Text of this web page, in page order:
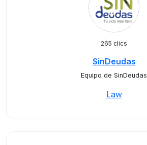
265 clics
SinDeudas
Equipo de SinDeudas
Law